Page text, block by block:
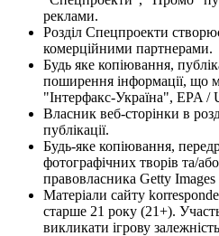
реклами.
Розділ Спецпроекти
комерційними партнерами.
Будь яке копіювання,
поширення інформації, що
"Інтерфакс-Україна", EPA /
Власник веб-сторінки в
публікації.
Будь-яке копіювання,
фотографічних творів та/
правовласника Getty Images
Матеріали сайту
старше 21 року (21+).
викликати ігрову